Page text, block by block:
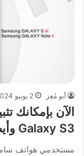
أبو مُعِز 2 يونيو 2024
Galaxy S3 وأيضًا Note 2! شرح الخطوات